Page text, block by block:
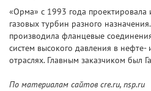
«Орма» с 1993 года проектировала
газовых турбин разного
производила фланцевые
систем высокого давления в
отраслях. Главным заказчиком был
По материалам сайтов cre.ru, nsp.ru